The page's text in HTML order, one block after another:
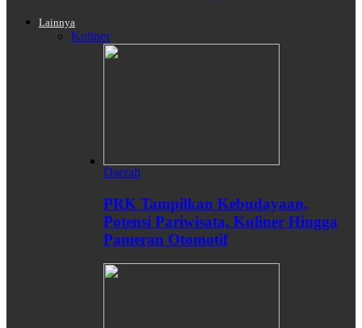
Lainnya
Kuliner
Daerah
PRK Tampilkan Kebudayaan,
Potensi Pariwisata, Kuliner Hingga
Pameran Otomotif